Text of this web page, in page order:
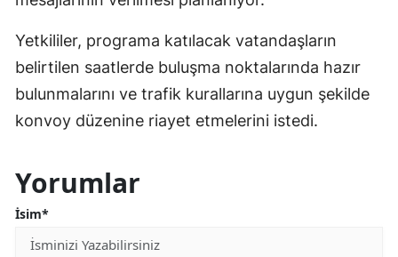
Yetkililer, programa katılacak vatandaşların
belirtilen saatlerde buluşma noktalarında hazır
bulunmalarını ve trafik kurallarına uygun şekilde
konvoy düzenine riayet etmelerini istedi.
Yorumlar
İsim*